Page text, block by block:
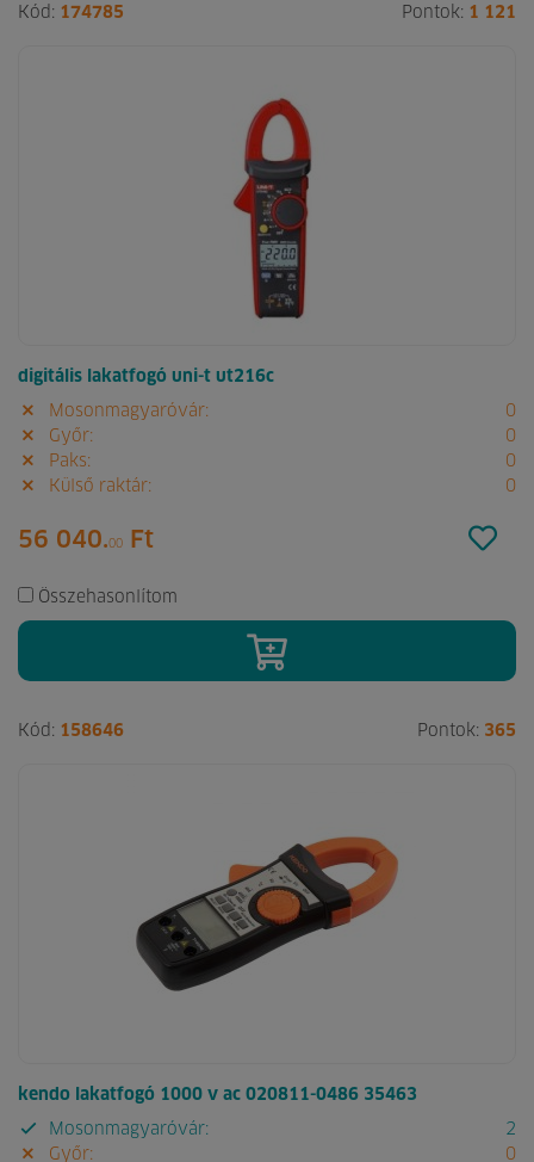
Kód: 174785 Pontok: 1 121
digitális lakatfogó uni-t ut216c
Mosonmagyaróvár:
0
Győr:
0
Paks:
0
Külső raktár:
0
56 040.00 Ft
Összehasonlítom
Kód: 158646 Pontok: 365
kendo lakatfogó 1000 v ac 020811-0486 35463
Mosonmagyaróvár:
2
Győr:
0